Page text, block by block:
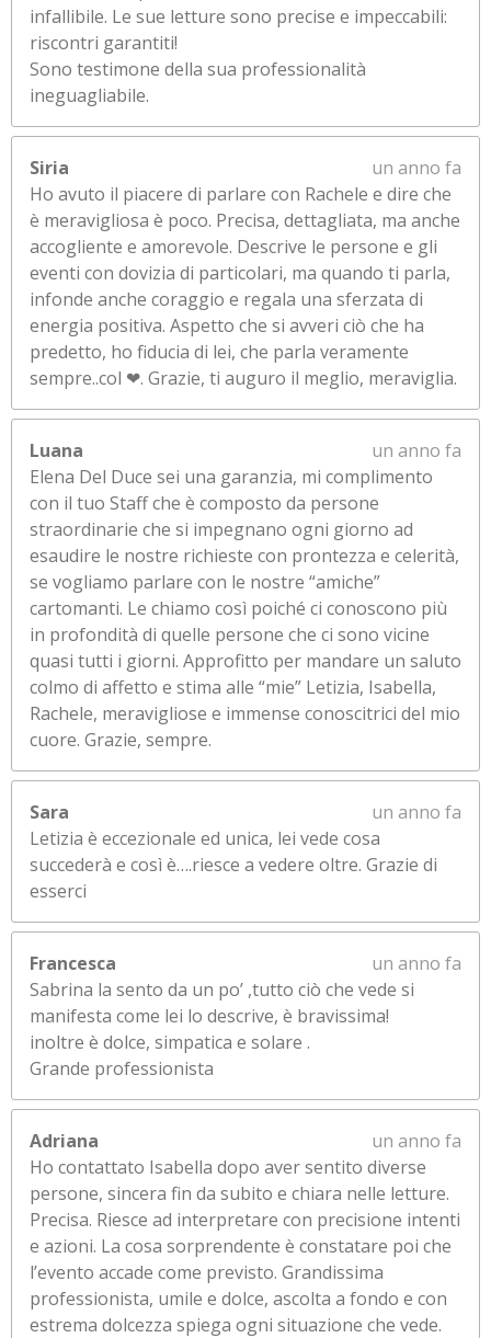
infallibile. Le sue letture sono precise e impeccabili:
riscontri garantiti!
Sono testimone della sua professionalità
ineguagliabile.
Siria
un anno fa
Ho avuto il piacere di parlare con Rachele e dire che
è meravigliosa è poco. Precisa, dettagliata, ma anche
accogliente e amorevole. Descrive le persone e gli
eventi con dovizia di particolari, ma quando ti parla,
infonde anche coraggio e regala una sferzata di
energia positiva. Aspetto che si avveri ciò che ha
predetto, ho fiducia di lei, che parla veramente
sempre..col ❤. Grazie, ti auguro il meglio, meraviglia.
Luana
un anno fa
Elena Del Duce sei una garanzia, mi complimento
con il tuo Staff che è composto da persone
straordinarie che si impegnano ogni giorno ad
esaudire le nostre richieste con prontezza e celerità,
se vogliamo parlare con le nostre “amiche”
cartomanti. Le chiamo così poiché ci conoscono più
in profondità di quelle persone che ci sono vicine
quasi tutti i giorni. Approfitto per mandare un saluto
colmo di affetto e stima alle “mie” Letizia, Isabella,
Rachele, meravigliose e immense conoscitrici del mio
cuore. Grazie, sempre.
Sara
un anno fa
Letizia è eccezionale ed unica, lei vede cosa
succederà e così è….riesce a vedere oltre. Grazie di
esserci
Francesca
un anno fa
Sabrina la sento da un po’ ,tutto ciò che vede si
manifesta come lei lo descrive, è bravissima!
inoltre è dolce, simpatica e solare .
Grande professionista
Adriana
un anno fa
Ho contattato Isabella dopo aver sentito diverse
persone, sincera fin da subito e chiara nelle letture.
Precisa. Riesce ad interpretare con precisione intenti
e azioni. La cosa sorprendente è constatare poi che
l’evento accade come previsto. Grandissima
professionista, umile e dolce, ascolta a fondo e con
estrema dolcezza spiega ogni situazione che vede.